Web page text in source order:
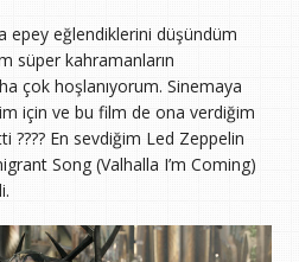
epey eğlendiklerini düşündüm
süper kahramanların
çok hoşlanıyorum. Sinemaya
için ve bu film de ona verdiğim
???? En sevdiğim Led Zeppelin
Song (Valhalla I’m Coming)